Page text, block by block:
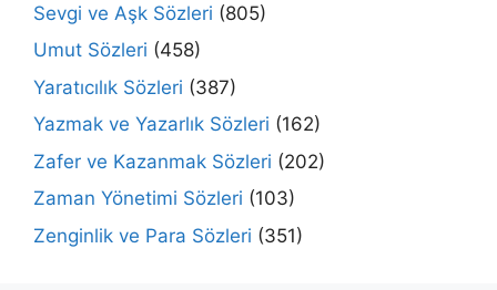
Sevgi ve Aşk Sözleri (805)
Umut Sözleri (458)
Yaratıcılık Sözleri (387)
Yazmak ve Yazarlık Sözleri (162)
Zafer ve Kazanmak Sözleri (202)
Zaman Yönetimi Sözleri (103)
Zenginlik ve Para Sözleri (351)